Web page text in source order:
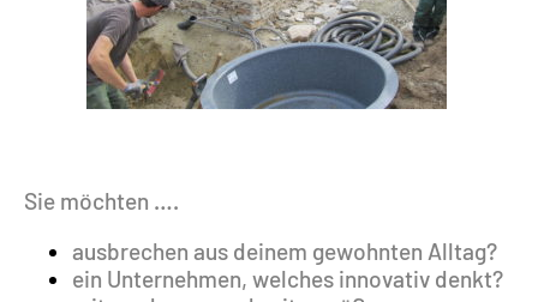
Sie möchten ….
ausbrechen aus deinem gewohnten Alltag?
ein Unternehmen, welches innovativ denkt?